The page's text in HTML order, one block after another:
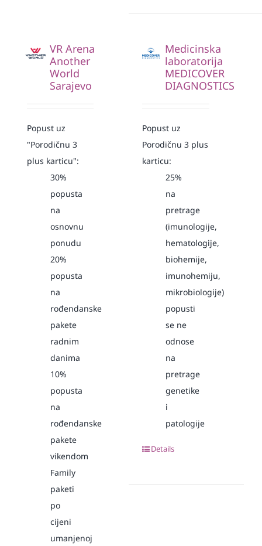
VR Arena
Another
World
Sarajevo
Popust uz
"Porodičnu 3
plus karticu":
30%
popusta
na
osnovnu
ponudu
20%
popusta
na
rođendanske
pakete
radnim
danima
10%
popusta
na
rođendanske
pakete
vikendom
Family
paketi
po
cijeni
umanjenoj
Medicinska
laboratorija
MEDICOVER
DIAGNOSTICS
Popust uz
Porodičnu 3 plus
karticu:
25%
na
pretrage
(imunologije,
hematologije,
biohemije,
imunohemiju,
mikrobiologije)
popusti
se ne
odnose
na
pretrage
genetike
i
patologije
Details